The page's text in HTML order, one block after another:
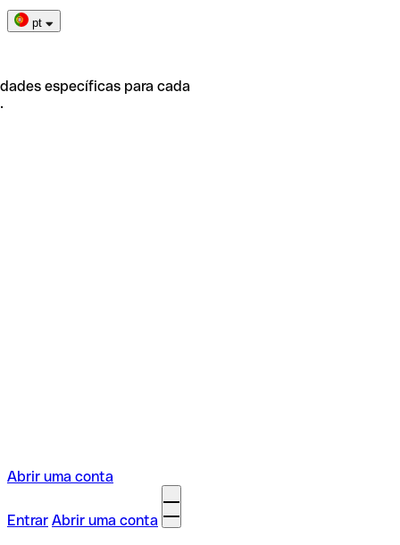
pt
específicas para cada
Abrir uma conta
Entrar Abrir uma conta